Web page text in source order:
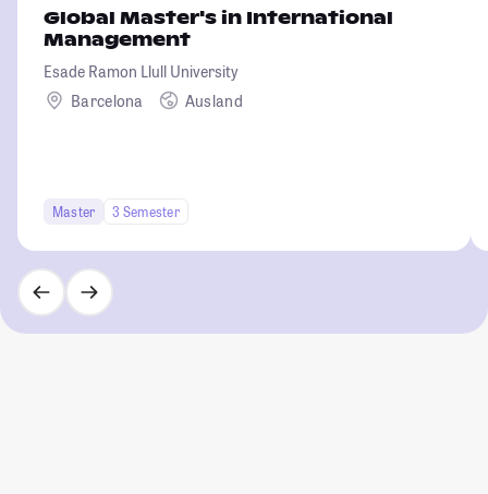
Global Master's in International
Management
Esade Ramon Llull University
Barcelona
Ausland
Master 3 Semester